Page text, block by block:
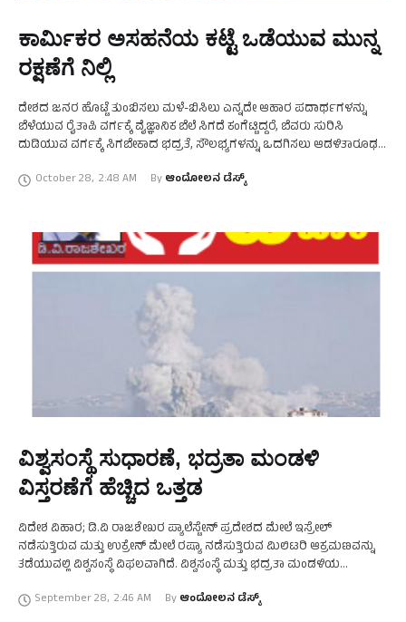
ಕಾರ್ಮಿಕರ ಅಸಹನೆಯ ಕಟ್ಟೆ ಒಡೆಯುವ ಮುನ್ನ
ರಕ್ಷಣೆಗೆ ನಿಲ್ಲಿ
ದೇಶದ ಜನರ ಹೊಟ್ಟೆ ತುಂಬಿಸಲು ಮಳೆ-ಬಿಸಿಲು ಎನ್ನದೇ ಆಹಾರ ಪದಾರ್ಥಗಳನ್ನು
ಬೆಳೆಯುವ ರೈತಾಪಿ ವರ್ಗಕ್ಕೆ ವೈಜ್ಞಾನಿಕ ಬೆಲೆ ಸಿಗದೆ ಕಂಗೆಟ್ಟಿದ್ದರೆ, ಬೆವರು ಸುರಿಸಿ
ದುಡಿಯುವ ವರ್ಗಕ್ಕೆ ಸಿಗಬೇಕಾದ ಭದ್ರತೆ, ಸೌಲಭ್ಯಗಳನ್ನು ಒದಗಿಸಲು ಆಡಳಿತಾರೂಢ
October 28, 2:48 AM By ಆಂದೋಲನ ಡೆಸ್ಕ್
ವಿಶ್ವಸಂಸ್ಥೆ ಸುಧಾರಣೆ, ಭದ್ರತಾ ಮಂಡಳಿ
ವಿಸ್ತರಣೆಗೆ ಹೆಚ್ಚಿದ ಒತ್ತಡ
ವಿದೇಶ ವಿಹಾರ; ಡಿ.ವಿ ರಾಜಶೇಖರ ಪ್ಯಾಲೆಸ್ಟೇನ್ ಪ್ರದೇಶದ ಮೇಲೆ ಇಸ್ರೇಲ್
ನಡೆಸುತ್ತಿರುವ ಮತ್ತು ಉಕ್ರೇನ್ ಮೇಲೆ ರಷ್ಯಾ ನಡೆಸುತ್ತಿರುವ ಮಿಲಿಟರಿ ಆಕ್ರಮಣವನ್ನು
ತಡೆಯುವಲ್ಲಿ ವಿಶ್ವಸಂಸ್ಥೆ ವಿಫಲವಾಗಿದೆ. ವಿಶ್ವಸಂಸ್ಥೆ ಮತ್ತು ಭದ್ರತಾ ಮಂಡಳಿಯ
September 28, 2:46 AM By ಆಂದೋಲನ ಡೆಸ್ಕ್